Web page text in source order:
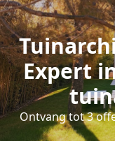
Expert
Ontvang tot 3